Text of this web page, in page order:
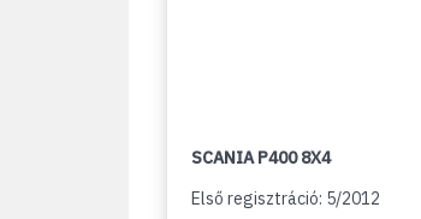
SCANIA P400 8X4
Első regisztráció: 5/2012